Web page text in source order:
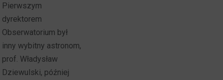
Pierwszym
dyrektorem
Obserwatorium był
inny wybitny astronom,
prof. Władysław
Dziewulski, później